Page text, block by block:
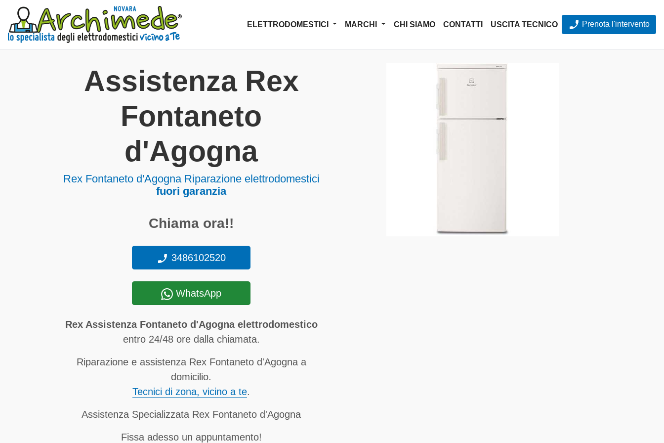
ELETTRODOMESTICI MARCHI CHI SIAMO CONTATTI USCITA TECNICO Prenota l'intervento
Assistenza Rex
Fontaneto
d'Agogna
Rex Fontaneto d'Agogna Riparazione elettrodomestici
fuori garanzia
Chiama ora!!
3486102520
WhatsApp
Rex Assistenza Fontaneto d'Agogna elettrodomestico
entro 24/48 ore dalla chiamata.
Riparazione e assistenza Rex Fontaneto d'Agogna a
domicilio.
Tecnici di zona, vicino a te.
Assistenza Specializzata Rex Fontaneto d'Agogna
Fissa adesso un appuntamento!